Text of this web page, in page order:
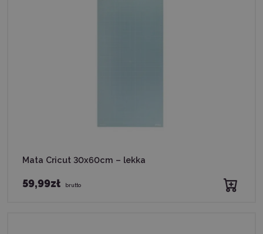
Mata Cricut 30x60cm – lekka
59,99zł brutto